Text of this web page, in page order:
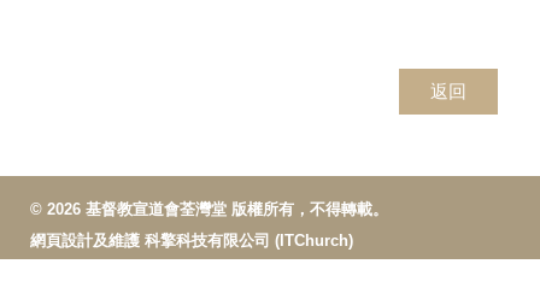
返回
© 2026 基督教宣道會荃灣堂 版權所有，不得轉載。
網頁設計及維護 科擎科技有限公司 (ITChurch)